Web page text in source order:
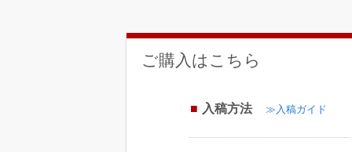
ご購入はこちら
入稿方法 ≫入稿ガイド